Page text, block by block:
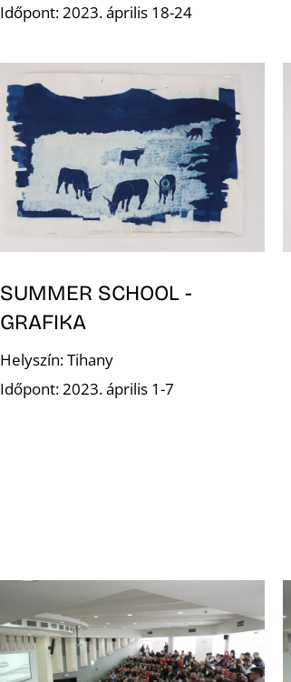
Időpont: 2023. április 18-24
SUMMER SCHOOL -
GRAFIKA
Helyszín: Tihany
Időpont: 2023. április 1-7